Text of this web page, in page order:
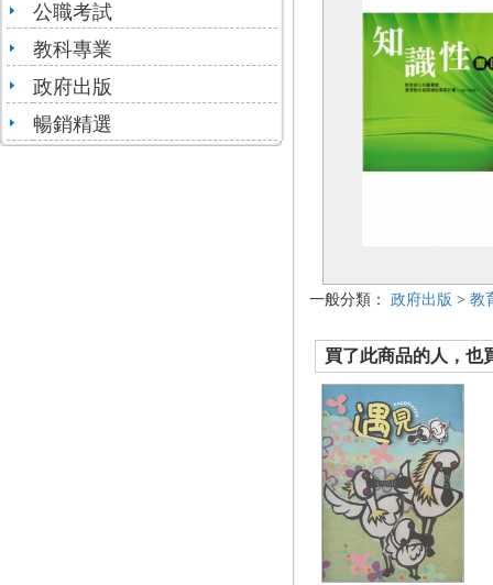
公職考試
教科專業
政府出版
暢銷精選
一般分類： 政府出版 > 教
買了此商品的人，也